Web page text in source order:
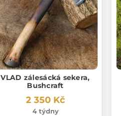
VLAD zálesácká sekera,
Bushcraft
2 350 Kč
4 týdny